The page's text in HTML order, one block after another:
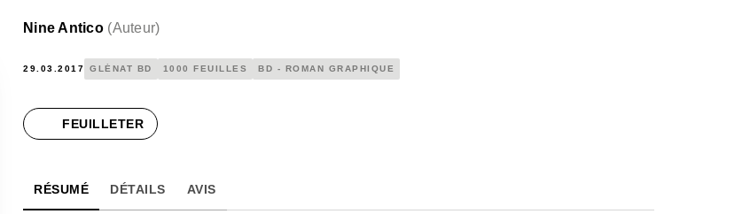
Nine Antico (Auteur)
29.03.2017 GLÉNAT BD 1000 FEUILLES BD - ROMAN GRAPHIQUE
FEUILLETER
RÉSUMÉ DÉTAILS AVIS